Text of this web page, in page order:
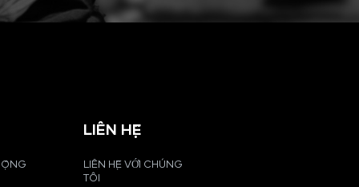
LIÊN HỆ
LIÊN HỆ VỚI CHÚNG
TÔI